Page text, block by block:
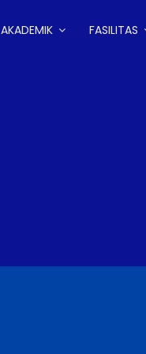
AKADEMIK FASILITAS